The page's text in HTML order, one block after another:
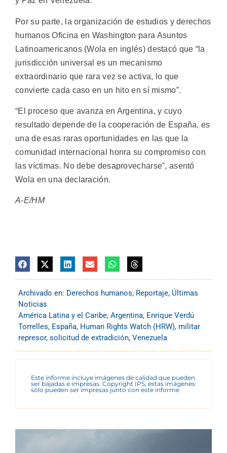
Por su parte, la organización de estudios y derechos
humanos Oficina en Washington para Asuntos
Latinoamericanos (Wola en inglés) destacó que “la
jurisdicción universal es un mecanismo
extraordinario que rara vez se activa, lo que
convierte cada caso en un hito en sí mismo”.
“El proceso que avanza en Argentina, y cuyo
resultado depende de la cooperación de España, es
una de esas raras oportunidades en las que la
comunidad internacional honra su compromiso con
las víctimas. No debe desaprovecharse”, asentó
Wola en una declaración.
A-E/HM
Archivado en: Derechos humanos, Reportaje, Últimas
Noticias
América Latina y el Caribe, Argentina, Enrique Verdú
Torrelles, España, Human Rights Watch (HRW), militar
represor, solicitud de extradición, Venezuela
Este informe incluye imágenes de calidad que pueden
ser bajadas e impresas. Copyright IPS, estas imágenes
sólo pueden ser impresas junto con este informe